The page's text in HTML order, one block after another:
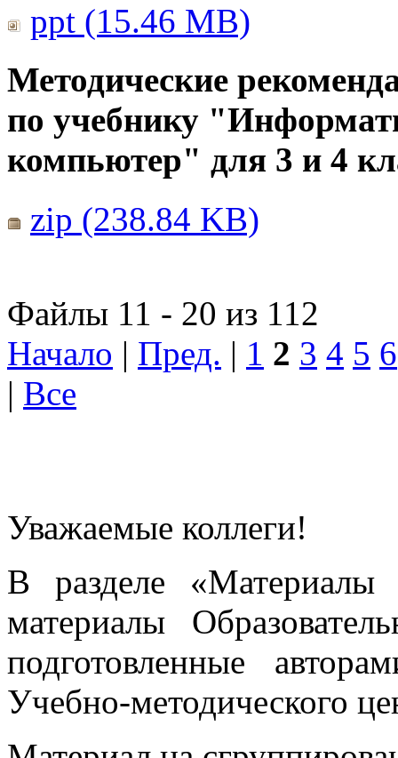
ppt (15.46 MB)
Методические
по учебнику
компьютер" для 3 и 4
zip (238.84 KB)
Файлы 11 - 20 из 112
Начало | Пред. | 1 2 3 4 5 6
| Все
Уважаемые коллеги!
В разделе «Материалы
материалы
подготовленные
Учебно-методического